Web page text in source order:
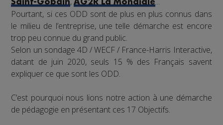
Saint-Gobain AG2R La Mondiale
Pourtant, si ces ODD sont de plus en plus connus dans
le milieu de l’entreprise, une telle démarche est encore
trop peu connue du grand public.
Selon un sondage 4D / WECF / France-Harris Interactive,
datant de juin 2020, seuls 15 % des Français savent
expliquer ce que sont les ODD.
C’est pourquoi nous lions notre action à une démarche
de pédagogie en présentant ces 17 Objectifs.